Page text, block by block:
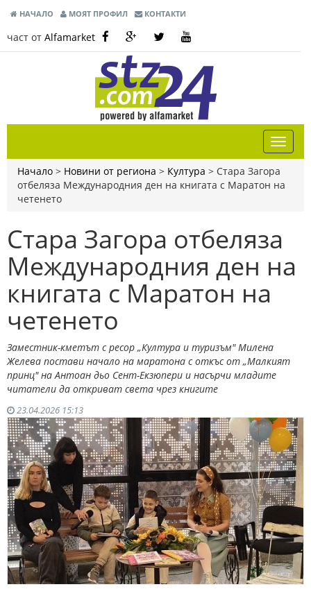
НАЧАЛО МОЯТ ПРОФИЛ КОНТАКТИ
част от Alfamarket
Начало > Новини от региона > Култура > Стара Загора
отбеляза Международния ден на книгата с Маратон на
четенето
Стара Загора отбеляза
Международния ден на
книгата с Маратон на
четенето
Заместник-кметът с ресор „Култура и туризъм" Милена
Желева постави начало на маратона с откъс от „Малкият
принц" на Антоан дьо Сент-Екзюпери и насърчи младите
читатели да откриват света чрез книгите
23.04.2026 15:13